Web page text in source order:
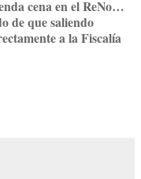
cena en el ReNo…
de que saliendo
a la Fiscalía